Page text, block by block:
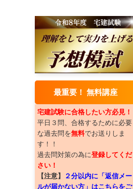
最重要！ 無料講座
宅建試験に合格したい方必見！
平日３問、合格するために必要
な過去問を無料でお送りしま
す！！
過去問対策の為に登録してくだ
さい！
【注意】
２分以内に「返信メー
ルが届かない方」はこちらをご